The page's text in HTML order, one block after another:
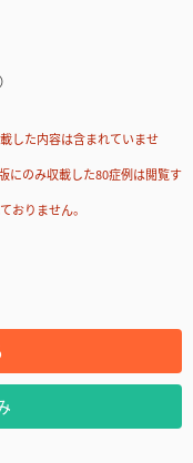
した内容は含まれていませ
にのみ収載した80症例は閲覧す
おりません。